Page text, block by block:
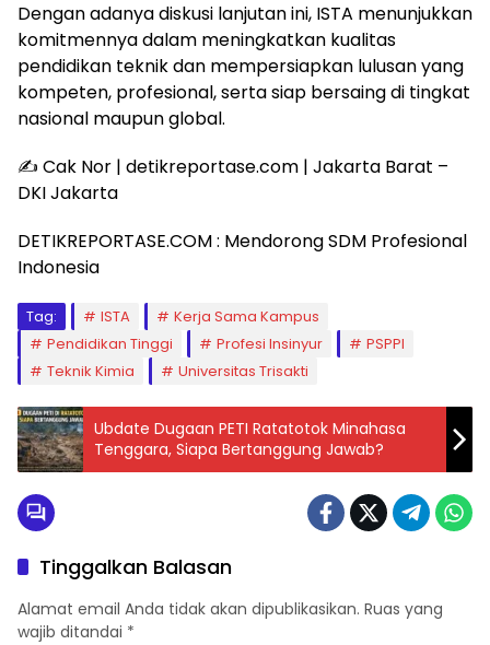
Dengan adanya diskusi lanjutan ini, ISTA menunjukkan
komitmennya dalam meningkatkan kualitas
pendidikan teknik dan mempersiapkan lulusan yang
kompeten, profesional, serta siap bersaing di tingkat
nasional maupun global.
✍️ Cak Nor | detikreportase.com | Jakarta Barat –
DKI Jakarta
DETIKREPORTASE.COM : Mendorong SDM Profesional
Indonesia
Tag: ISTA
Kerja Sama Kampus
Pendidikan Tinggi
Profesi Insinyur
PSPPI
Teknik Kimia
Universitas Trisakti
Ubdate Dugaan PETI Ratatotok Minahasa
Tenggara, Siapa Bertanggung Jawab?
Tinggalkan Balasan
Alamat email Anda tidak akan dipublikasikan. Ruas yang
wajib ditandai *